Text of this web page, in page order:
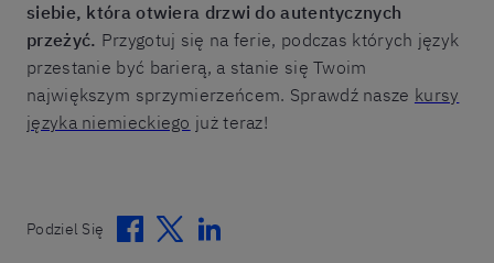
siebie, która otwiera drzwi do autentycznych
przeżyć. Przygotuj się na ferie, podczas których język
przestanie być barierą, a stanie się Twoim
największym sprzymierzeńcem. Sprawdź nasze kursy
języka niemieckiego już teraz!
Podziel Się Facebook
TwitterLinkedin